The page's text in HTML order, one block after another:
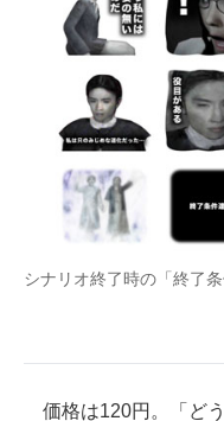
シナリオ終了時の「終了
価格は120円。「ど